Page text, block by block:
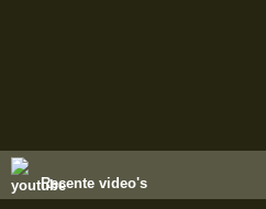
Recente video's